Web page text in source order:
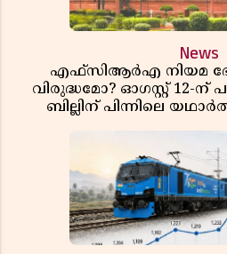
News
എഫ്സിആർഎ നിയമ
വിരുദ്ധമോ? ഓഗസ്റ്റ് 12-ന്
ബില്ലിന് പിന്നിലെ